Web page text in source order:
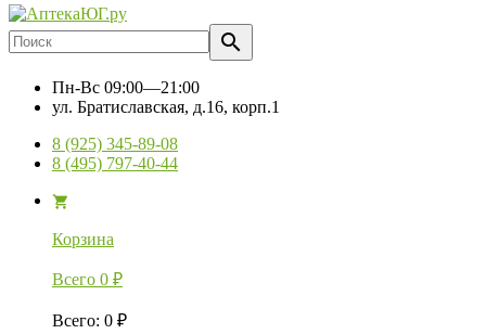
Пн-Вс 09:00—21:00
ул. Братиславская, д.16, корп.1
8 (925) 345-89-08
8 (495) 797-40-44
Корзина
Всего 0 ₽
Всего: 0 ₽